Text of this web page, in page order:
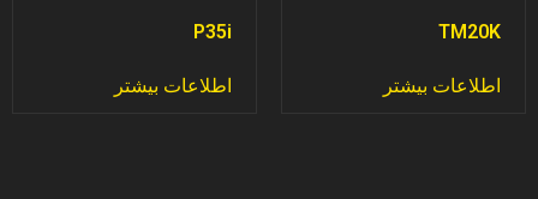
TM20K
اطلاعات بیشتر
P35i
اطلاعات بیشتر